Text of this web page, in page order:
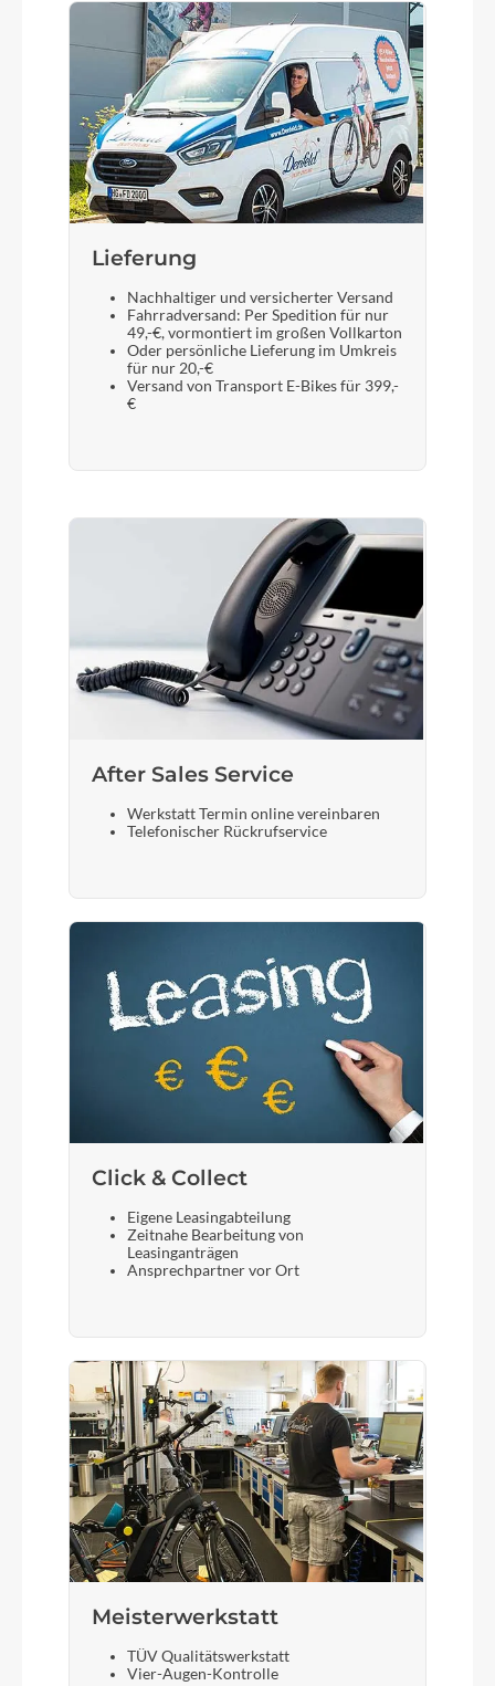
Lieferung
Nachhaltiger und versicherter Versand
Fahrradversand: Per Spedition für nur
49,-€, vormontiert im großen Vollkarton
Oder persönliche Lieferung im Umkreis
für nur 20,-€
Versand von Transport E-Bikes für 399,-
€
After Sales Service
Werkstatt Termin online vereinbaren
Telefonischer Rückrufservice
Click & Collect
Eigene Leasingabteilung
Zeitnahe Bearbeitung von
Leasinganträgen
Ansprechpartner vor Ort
Meisterwerkstatt
TÜV Qualitätswerkstatt
Vier-Augen-Kontrolle